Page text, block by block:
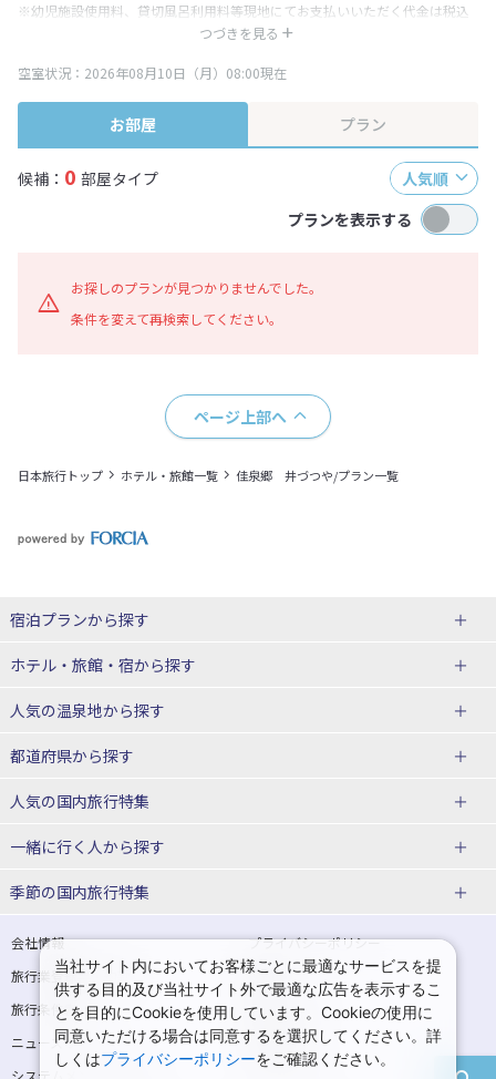
つづきを見る
※幼児施設使用料、貸切風呂利用料等現地にてお支払いいただく代金は税込
み表記となりますが、消費税増税に伴い代金が一部変更となる場合がござい
※表示されている旅行代金・プラン内容は一定時間ごとに更新されます。最
終確認画面でご確認ください。
空室状況：2026年08月10日（月）08:00現在
お部屋 プラン
候補： 0 部屋タイプ
人気順
プランを表示する
お探しのプランが見つかりませんでした。
条件を変えて再検索してください。
ページ上部へ
日本旅行トップ ホテル・旅館一覧 佳泉郷 井づつや/プラン一覧
宿泊プランから探す
北海道
東北
青森県
宮城県
山形県
関東
埼玉県 千葉県
茨城県 栃木県
ホテル・旅館・宿から探す
北海道ホテル・旅館
青森県ホテル・旅館
宮城県ホテル・旅館
山形県ホテル・旅館
東京都ホテル・旅館 神奈川県ホテル・旅館
埼玉県ホテル・旅館 千葉県ホテル・旅館
茨城県ホテル・旅館 栃木県ホテル・旅館
人気の温泉地から探す
北海道
湯の川温泉(北海道)
十勝川温泉(北海道)
洞爺湖温泉(北海道)
層雲峡温泉(北海道)
東北
花巻温泉(岩手) 蔵王温泉(山形)
かみのやま温泉(山形) 鳴子温泉(宮城)
都道府県から探す
北海道旅行・ツアー
東北
青森旅行・ツアー 岩手旅行・ツアー
宮城旅行・ツアー 秋田旅行・ツアー
山形旅行・ツアー 福島旅行・ツアー
人気の国内旅行特集
東京ディズニーリゾート®への旅
ユニバーサル・スタジオ・ジャパ
一緒に行く人から探す
一人旅 国内版
カップル・夫婦旅行 国内版 女子旅 国内版
卒業旅行・学生旅行 国内版
季節の国内旅行特集
桜・お花見特集
ゴールデンウィーク（GW）の国内
旅行
夏休み・お盆の国内旅行 7月の国内旅行
8月の国内旅行 9月の国内旅行
会社情報
プライバシーポリシー
旅行業登録票・約款
規約集
旅行条件書
商標について
ニュースリリース
採用情報
システムメンテナンスの
当社サイト内においてお客様ごとに最適なサービスを提
供する目的及び当社サイト外で最適な広告を表示するこ
とを目的にCookieを使用しています。Cookieの使用に
同意いただける場合は同意するを選択してください。詳
しくはプライバシーポリシーをご確認ください。